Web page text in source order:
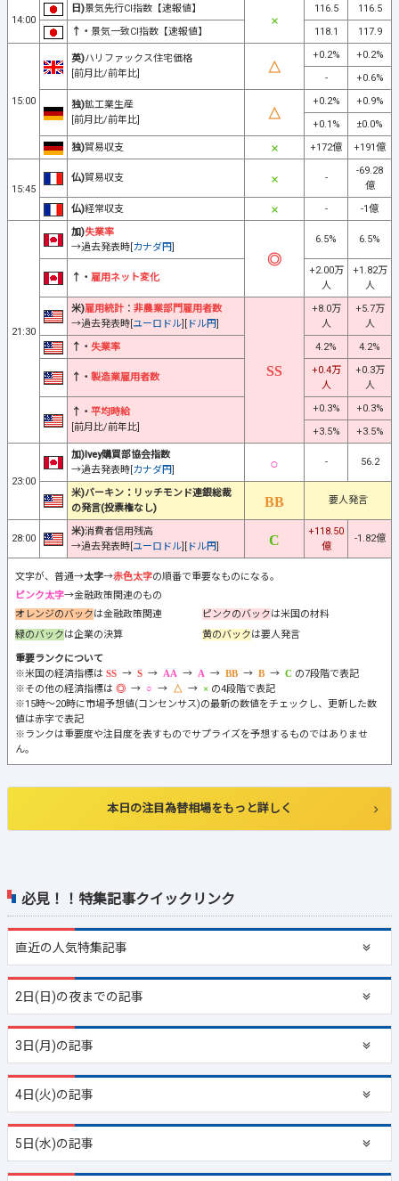
必見！！特集記事クイックリンク
直近の人気特集記事
2日(日)の夜までの記事
3日(月)の記事
4日(火)の記事
5日(水)の記事
14:00
日)景気先行CI指数【速報値】 116.5
116.5
↑・ 景気一致CI指数【速報値】 118.1 117.9
15:00
英)ハリファックス住宅価格
[前月比/前年比]
+0.2%
+0.2%
-
+0.6%
独)鉱工業生産
[前月比/前年比]
+0.2%
+0.9%
+0.1%
±0.0%
独)貿易収支 +172億 +191億
15:45
仏)貿易収支 -
-69.28
億
仏)経常収支 - -1億
21:30
加)失業率
→過去発表時[カナダ円]
6.5% 6.5%
↑・ 雇用ネット変化
+2.00万
人
+1.82万
人
米)雇用統計 ： 非農業部門雇用者数
→過去発表時[ユーロドル][ ドル円]
+8.0万
人
+5.7万
人
↑・ 失業率 4.2% 4.2%
↑・ 製造業雇用者数
+0.4万
人
+0.3万
人
↑・ 平均時給
[前月比/前年比]
+0.3%
+0.3%
+3.5%
+3.5%
23:00
加)Ivey購買部協会指数
→過去発表時[カナダ円]
- 56.2
米)バーキン：リッチモンド連銀総裁
の発言(投票権なし)
要人発言
28:00
米)消費者信用残高
→過去発表時[ユーロドル][ ドル円]
+118.50
億
-1.82億
文字が、普通→太字→赤色太字の順番で重要なものになる。
ピンク太字→金融政策関連のもの
オレンジのバックは金融政策関連 ピンクのバックは米国の材料
緑のバックは企業の決算 黄のバックは要人発言
重要ランクについて
※米国の経済指標は
→ → → → → →
の7段階で表記
※その他の経済指標は
→ → →
の4段階で表記
※15時～20時に市場予想値(コンセンサス)の最新の数値をチェックし、更新した数
値は赤字で表記
※ランクは重要度や注目度を表すものでサプライズを予想するものではありませ
ん。
本日の注目為替相場をもっと詳しく